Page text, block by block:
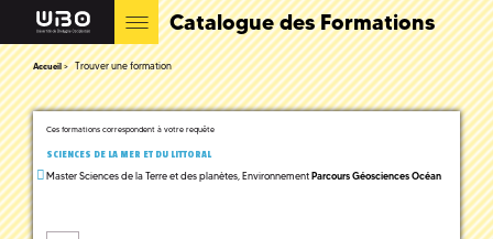
Catalogue des Formations
Accueil Trouver une formation
Ces formations correspondent à votre requête
SCIENCES DE LA MER ET DU LITTORAL
Master Sciences de la Terre et des planètes, EnvironnementParcours Géosciences Océan